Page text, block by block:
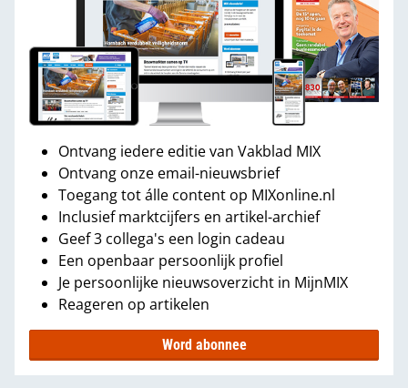
Ontvang iedere editie van Vakblad MIX
Ontvang onze email-nieuwsbrief
Toegang tot álle content op MIXonline.nl
Inclusief marktcijfers en artikel-archief
Geef 3 collega's een login cadeau
Een openbaar persoonlijk profiel
Je persoonlijke nieuwsoverzicht in MijnMIX
Reageren op artikelen
Word abonnee